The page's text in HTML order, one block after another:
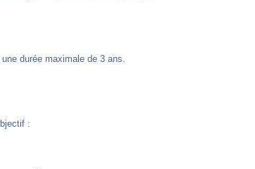
durée maximale de 3 ans.
: